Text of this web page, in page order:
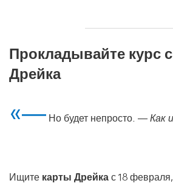
Прокладывайте курс
Дрейка
«— Но будет непросто. — Как
Ищите карты Дрейкас 18